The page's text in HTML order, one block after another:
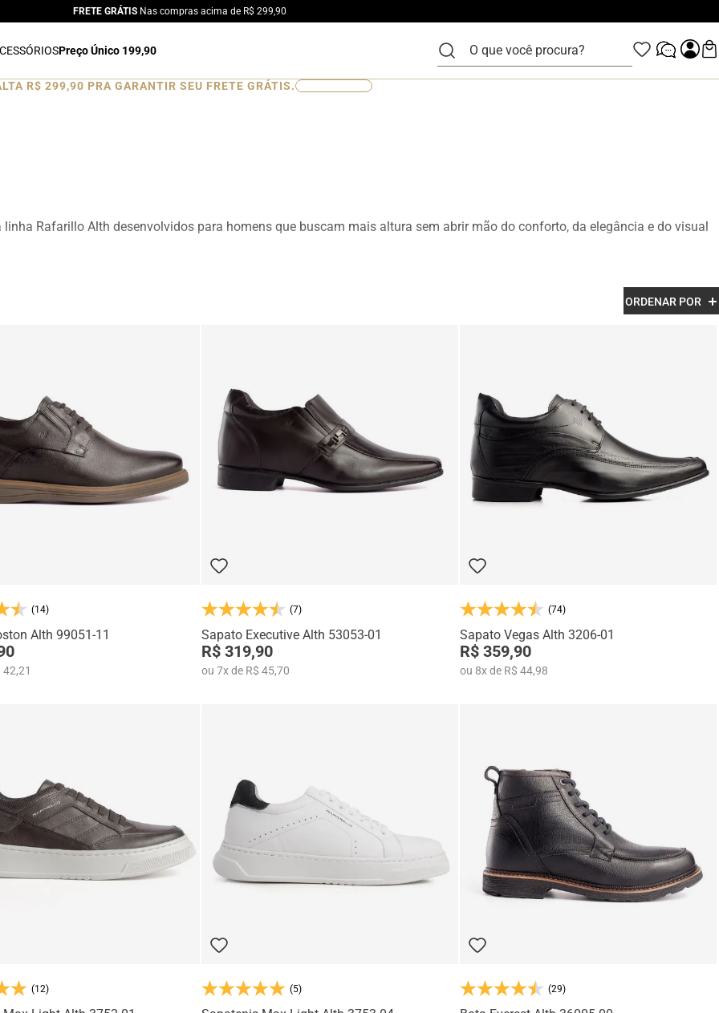
FRETE GRÁTIS Nas compras acima de R$ 299,90
Preço Único 199,90
O que você procura?
R$ 299,90 PRA GARANTIR SEU FRETE GRÁTIS. 0
Rafarillo Alth desenvolvidos para homens que buscam mais altura sem abrir mão do conforto, da elegância e do visual
aumento de altura de forma discreta e natural. Produzidos em couro legítimo e com acabamento premium, os
mocassins e sapatênis com tecnologia de elevação interna, desenvolvidos para garantir mais confiança, postura e estilo em
ORDENAR POR
(14)
Alth 99051-11
42,21
(7)
Sapato Executive Alth 53053-01
R$ 319,90
ou 7xde R$ 45,70
(74)
Sapato Vegas Alth 3206-01
R$ 359,90
ou 8xde R$ 44,98
(12) (5) (29)